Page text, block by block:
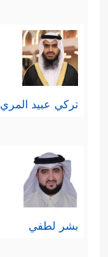
تركي عبيد المري
بشر لطفي